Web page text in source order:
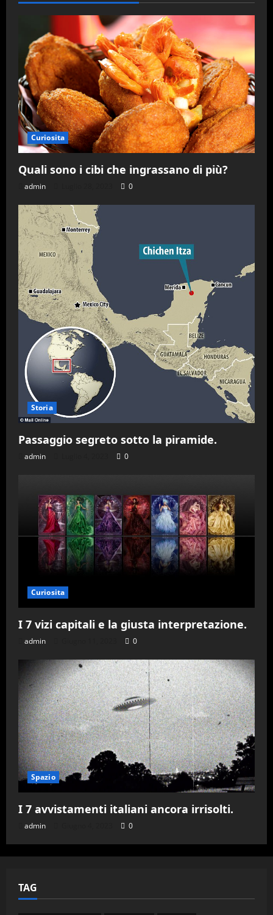
Curiosita
Quali sono i cibi che ingrassano di più?
admin 0
Storia
Passaggio segreto sotto la piramide.
admin 0
Curiosita
I 7 vizi capitali e la giusta interpretazione.
admin 0
Spazio
I 7 avvistamenti italiani ancora irrisolti.
admin 0
TAG